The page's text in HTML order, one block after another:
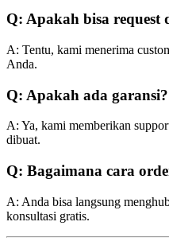
Q: Apakah bisa request
A: Tentu, kami menerima
Anda.
Q: Apakah ada garansi?
A: Ya, kami memberikan
dibuat.
Q: Bagaimana cara
A: Anda bisa langsung
konsultasi gratis.